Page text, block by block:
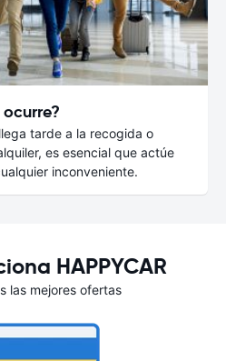
tarde a la recogida o
es esencial que actúe
inconveniente.
HAPPYCAR
las mejores ofertas